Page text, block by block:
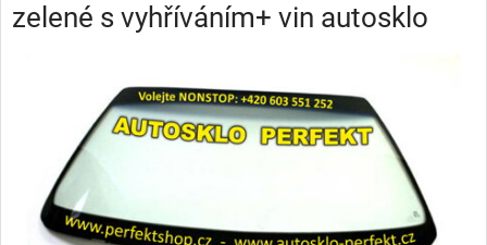
zelené s vyhříváním+ vin autosklo